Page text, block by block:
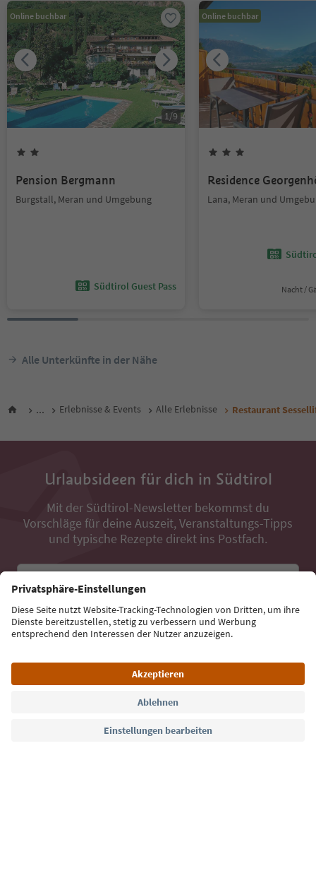
Online buchbar
1/9
Pension Bergmann
Burgstall, Meran und Umgebung
Südtirol Guest Pass
Online buchbar
Residence
Lana, Meran und
Nacht /
Alle Unterkünfte in der Nähe
... Erlebnisse & Events Alle Erlebnisse Restaurant
Urlaubsideen für dich in Südtirol
Mit der Südtirol-Newsletter bekommst du
Vorschläge für deine Auszeit, Veranstaltungs-Tipps
und typische Rezepte direkt ins Postfach.
Jetzt anmelden